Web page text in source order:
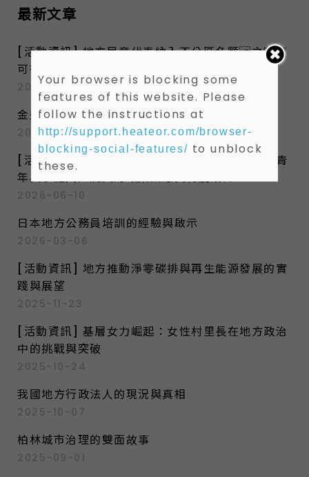
r
c
f
o
r
:
最新文章
[活動資訊] 地方民意代表納入不分區名額 之制度
可行性與發展性
2026-07-14
金邊的氣候韌性與治理挑戰
2026-06-27
[活動資訊] 人口外移下的首都治理挑戰：臺北市青
年與家庭人口流失的政策回應與制度設計
2026-06-10
日本地方公務員培訓的經驗與啟示
2026-03-06
[活動資訊] 地方推動淨零碳排與再生能源發展的實
踐與展望
2025-11-23
[活動資訊] 基層女力崛起：女性村里長在地方政治
中的挑戰與突破
2025-10-24
我國地方行政法人的現況與真相
2025-10-07
柏林城市治理的雙面故事
2025-09-01
Your browser is blocking some
features of this website. Please
follow the instructions at
http://support.heateor.com/browser-
blocking-social-features/ to unblock
these.